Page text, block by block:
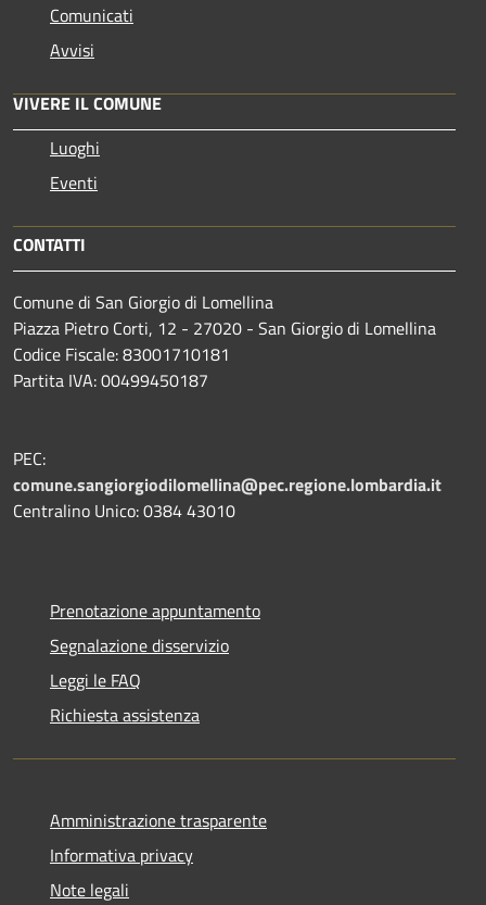
Comunicati
Avvisi
VIVERE IL COMUNE
Luoghi
Eventi
CONTATTI
Comune di San Giorgio di Lomellina
Piazza Pietro Corti, 12 - 27020 - San Giorgio di Lomellina
Codice Fiscale: 83001710181
Partita IVA: 00499450187
PEC:
comune.sangiorgiodilomellina@pec.regione.lombardia.it
Centralino Unico: 0384 43010
Prenotazione appuntamento
Segnalazione disservizio
Leggi le FAQ
Richiesta assistenza
Amministrazione trasparente
Informativa privacy
Note legali